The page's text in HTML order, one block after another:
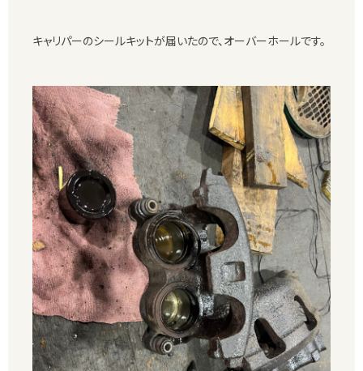
キャリパーのシールキットが届いたので、オーバーホールです。